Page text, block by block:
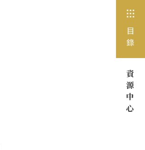
目
錄
資
源
中
心